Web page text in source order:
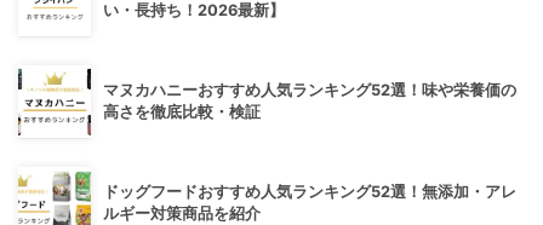
い・長持ち！2026最新】
マヌカハニーおすすめ人気ランキング52選！味や栄養価の
高さを徹底比較・検証
ドッグフードおすすめ人気ランキング52選！無添加・アレ
ルギー対策商品を紹介